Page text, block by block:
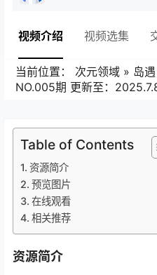
视频介绍 视频选集
当前位置： 次元领域 » 岛遇
NO.005期 更新至：
Table of Contents
资源简介
预览图片
在线观看
相关推荐
资源简介